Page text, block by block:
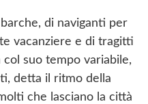
di naviganti per
vacanziere e di tragitti
col suo tempo variabile,
detta il ritmo della
che lasciano la città